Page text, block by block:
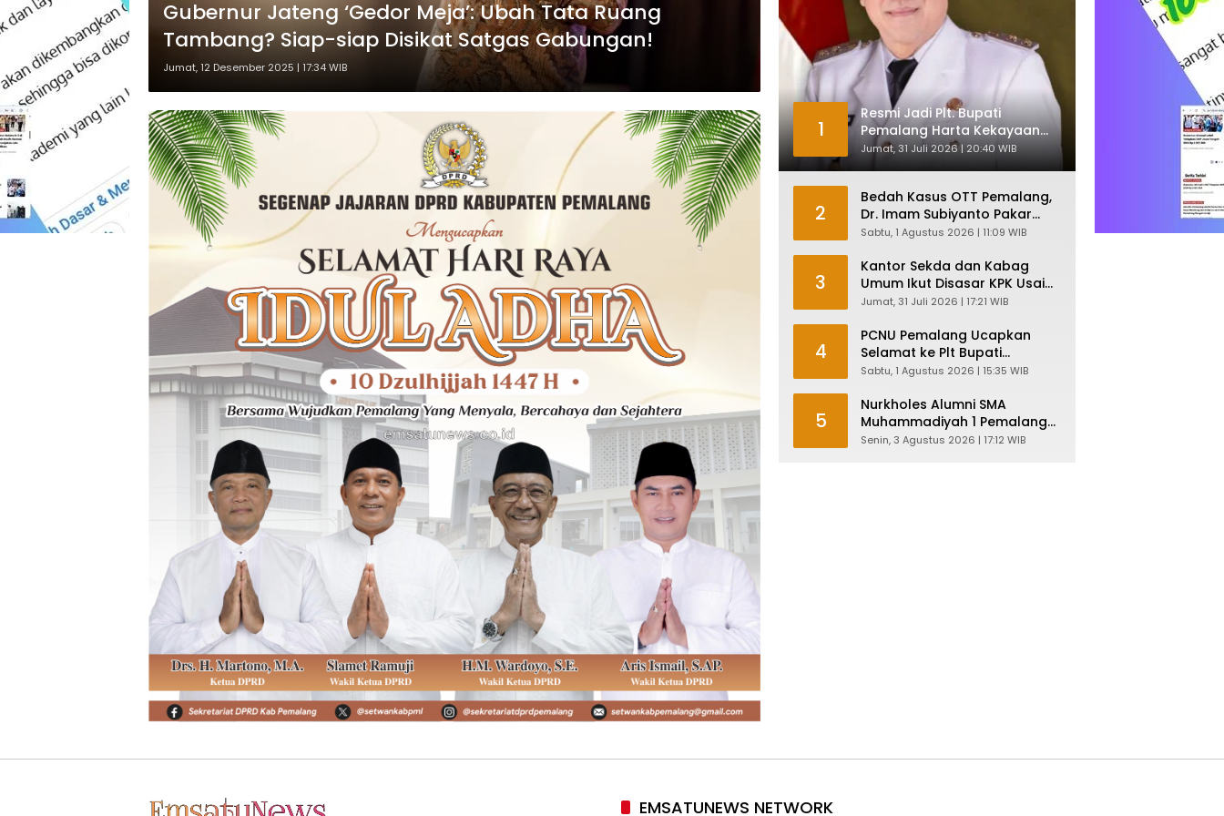
Gubernur Jateng ‘Gedor Meja’: Ubah Tata Ruang
Tambang? Siap-siap Disikat Satgas Gabungan!
Jumat, 12 Desember 2025 | 17:34 WIB
1
Resmi Jadi Plt. Bupati
Pemalang Harta Kekayaan
Nurkholes Sentuh Rp 12 Miliar
Jumat, 31 Juli 2026 | 20:40 WIB
2
Bedah Kasus OTT Pemalang,
Dr. Imam Subiyanto Pakar
Hukum Ungkap Teori
Sabtu, 1 Agustus 2026 | 11:09 WIB
3
Kantor Sekda dan Kabag
Umum Ikut Disasar KPK Usai
Geledah Kantor Bupati
Jumat, 31 Juli 2026 | 17:21 WIB
4
PCNU Pemalang Ucapkan
Selamat ke Plt Bupati
Nurkholes: Pemimpin Adalah
Sabtu, 1 Agustus 2026 | 15:35 WIB
5
Nurkholes Alumni SMA
Muhammadiyah 1 Pemalang
Angkatan 1986 Resmi
Senin, 3 Agustus 2026 | 17:12 WIB
EMSATUNEWS NETWORK